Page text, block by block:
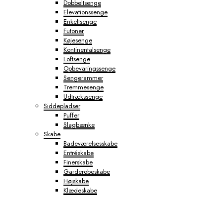
Dobbeltsenge
Elevationssenge
Enkeltsenge
Futoner
Køjesenge
Kontinentalsenge
Loftsenge
Opbevaringssenge
Sengerammer
Tremmesenge
Udtrækssenge
Siddepladser
Puffer
Slagbænke
Skabe
Badeværelsesskabe
Entréskabe
Finerskabe
Garderobeskabe
Højskabe
Klædeskabe